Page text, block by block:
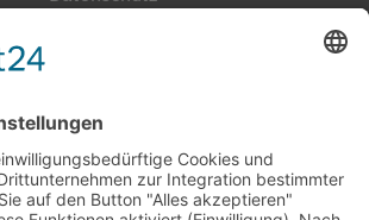
Cookie-Einstellungen
Häufig gesucht
Kontakt